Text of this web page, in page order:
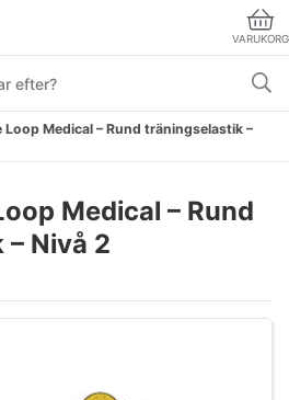
VARUKORG
Loop Medical – Rund träningselastik –
Medical – Rund
Nivå 2